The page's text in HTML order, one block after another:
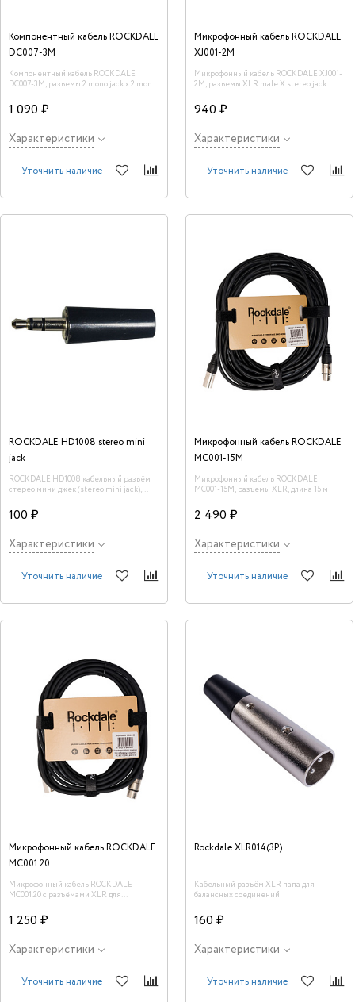
Компонентный кабель ROCKDALE
DC007-3M
Компонентный кабель ROCKDALE
DC007-3M, разъемы 2 mono jack x 2 mono
1 090 ₽
Характеристики
Уточнить наличие
Микрофонный кабель ROCKDALE
XJ001-2M
Микрофонный кабель ROCKDALE XJ001-
2M, разъемы XLR male X stereo jack
940 ₽
Характеристики
Уточнить наличие
ROCKDALE HD1008 stereo mini
jack
ROCKDALE HD1008 кабельный разъём
стерео мини джек (stereo mini jack),
100 ₽
Характеристики
Уточнить наличие
Микрофонный кабель ROCKDALE
MC001-15M
Микрофонный кабель ROCKDALE
MC001-15M, разъемы XLR, длина 15 м
2 490 ₽
Характеристики
Уточнить наличие
Микрофонный кабель ROCKDALE
MC001.20
Микрофонный кабель ROCKDALE
MC001.20 с разъёмами XLR для
84х0,1+2х(28х0,1), длина 6,5 м
1 250 ₽
Характеристики
Уточнить наличие
Rockdale XLR014(3P)
Кабельный разъём XLR папа для
балансных соединений
160 ₽
Характеристики
Уточнить наличие